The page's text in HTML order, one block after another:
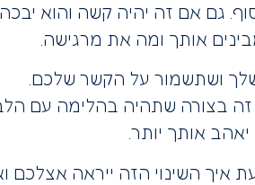
גם אם זה יהיה קשה והוא
אותך ומה את מרגישה.
ושתשמור על הקשר שלכם.
בצורה שתהיה בהלימה עם
אותך יותר.
השינוי הזה ייראה